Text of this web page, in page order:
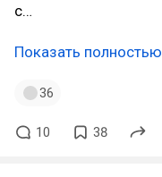
с…
Показать полностью
36
10 38